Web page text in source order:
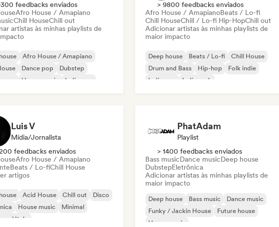
feedbacks enviados
Afro House / Amapiano
Chill HouseChill out
artistas às minhas playlists de
Afro House / Amapiano
Dance pop
Dubstep
House music Indie pop
> 9800 feedbacks enviados
Afro House / AmapianoBeats / Lo-fi
Chill HouseChill / Lo-fi Hip-HopChill out
Adicionar artistas às minhas playlists de
maior impacto
Deep house Beats / Lo-fi
Chill House
Drum and Bass
Hip-hop
Folk indie
Indie pop
Indie rock
Luis V
Mídia/Jornalista
feedbacks enviados
Afro House / Amapiano
Beats / Lo-fiChill House
artigos
Acid House Chill out
Disco
House music
Minimal
/ Italo
PhatAdam
Playlist
> 1400 feedbacks enviados
Bass musicDance musicDeep house
DubstepEletrônica
Adicionar artistas às minhas playlists de
maior impacto
Deep house Bass music
Dance music
Funky / Jackin House
Future house
House music